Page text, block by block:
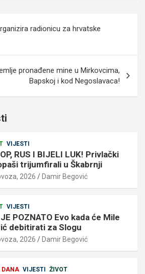
radionicu za hrvatske
pronađene mine u Mirkovcima,
Bapskoj i kod Negoslavaca!
VIJESTI
RUS I BIJELI LUK! Privlački
trijumfirali u Škabrnji
2026 Damir Begović
VIJESTI
POZNATO Evo kada će Mile
debitirati za Slogu
2026 Damir Begović
DANA VIJESTI ŽIVOT